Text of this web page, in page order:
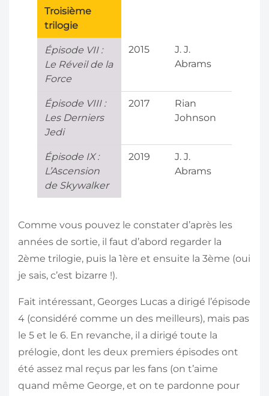
Troisième
trilogie
Épisode VII :
Le Réveil de la
Force
2015
J. J.
Abrams
Épisode VIII :
Les Derniers
Jedi
2017
Rian
Johnson
Épisode IX :
L’Ascension
de Skywalker
2019
J. J.
Abrams
Comme vous pouvez le constater d’après les
années de sortie, il faut d’abord regarder la
2ème trilogie, puis la 1ère et ensuite la 3ème (oui
je sais, c’est bizarre !).
Fait intéressant, Georges Lucas a dirigé l’épisode
4 (considéré comme un des meilleurs), mais pas
le 5 et le 6. En revanche, il a dirigé toute la
prélogie, dont les deux premiers épisodes ont
été assez mal reçus par les fans (on t’aime
quand même George, et on te pardonne pour